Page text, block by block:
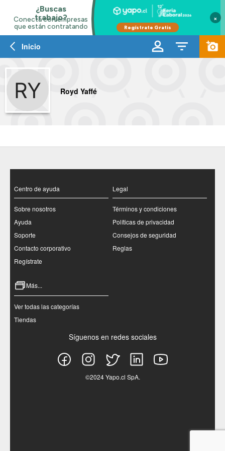
×
Inicio
Royd Yaffé
Centro de ayuda
Sobre nosotros
Ayuda
Soporte
Contacto corporativo
Regístrate
Legal
Términos y condiciones
Políticas de privacidad
Consejos de seguridad
Reglas
Más...
Ver todas las categorías
Tiendas
Síguenos en redes sociales
©2024 Yapo.cl SpA.